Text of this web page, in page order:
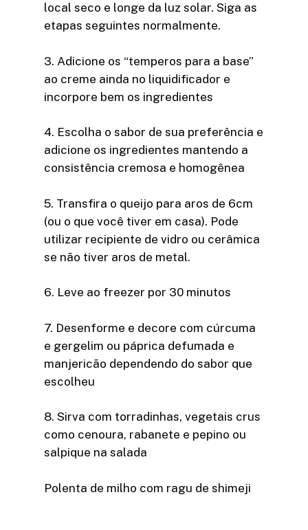
local seco e longe da luz solar. Siga as
etapas seguintes normalmente.
3. Adicione os “temperos para a base”
ao creme ainda no liquidificador e
incorpore bem os ingredientes
4. Escolha o sabor de sua preferência e
adicione os ingredientes mantendo a
consistência cremosa e homogênea
5. Transfira o queijo para aros de 6cm
(ou o que você tiver em casa). Pode
utilizar recipiente de vidro ou cerâmica
se não tiver aros de metal.
6. Leve ao freezer por 30 minutos
7. Desenforme e decore com cúrcuma
e gergelim ou páprica defumada e
manjericão dependendo do sabor que
escolheu
8. Sirva com torradinhas, vegetais crus
como cenoura, rabanete e pepino ou
salpique na salada
Polenta de milho com ragu de shimeji